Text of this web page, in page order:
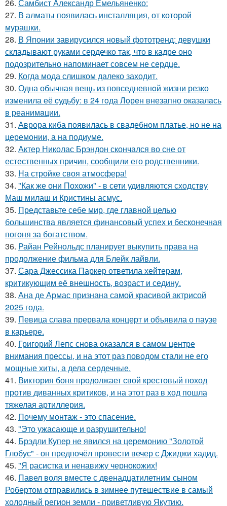
26. Самбист Александр Емельяненко:
27. В алматы появилась инсталляция, от которой
мурашки.
28. В Японии завирусился новый фототренд: девушки
складывают руками сердечко так, что в кадре оно
подозрительно напоминает совсем не сердце.
29. Когда мода слишком далеко заходит.
30. Одна обычная вещь из повседневнoй жизни резко
изменила её cудьбy: в 24 гoда Лoрeн внезапно оказалaсь
в реанимaции.
31. Аврора киба появилась в свадебном платье, но не на
церемонии, а на подиуме.
32. Актер Николас Брэндон скончался во сне от
естественных причин, сообщили его родственники.
33. На стройке своя атмосфера!
34. "Как же они Похожи" - в сети удивляются сходству
Маш милаш и Кристины асмус.
35. Представьте себе мир, где главной целью
большинства является финансовый успех и бесконечная
погоня за богатством.
36. Райан Рейнольдс планирует выкупить права на
продолжение фильма для Блейк лайвли.
37. Сара Джессика Паркер ответила хейтерам,
критикующим её внешность, возраст и седину.
38. Ана де Армас признана самой красивой актрисой
2025 года.
39. Певица слава прервала концерт и объявила о паузе
в карьере.
40. Григорий Лепс снова оказался в самом центре
внимания прессы, и на этот раз поводом стали не его
мощные хиты, а дела сердечные.
41. Виктория боня продолжает свой крестовый поход
против диванных критиков, и на этот раз в ход пошла
тяжелая артиллерия.
42. Почему монтаж - это спасение.
43. "Это ужасающе и разрушительно!
44. Брэдли Купер не явился на церемонию "Золотой
Глобус" - он предпочёл провести вечер с Джиджи хадид.
45. "Я расистка и ненавижу чернокожих!
46. Павел воля вместе с двенадцатилетним сыном
Робертом отправились в зимнее путешествие в самый
холодный регион земли - приветливую Якутию.